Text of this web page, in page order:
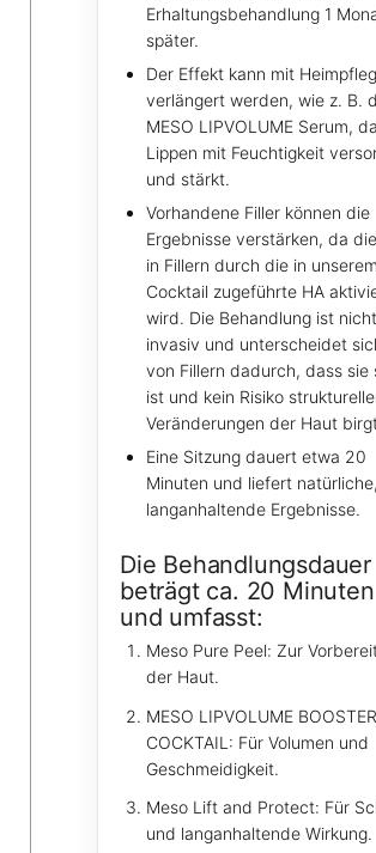
Erhaltungsbehandlung 1
später.
Der Effekt kann mit
verlängert werden, wie z. B.
MESO LIPVOLUME Serum,
Lippen mit Feuchtigkeit
und stärkt.
Vorhandene Filler können die
Ergebnisse verstärken, da
in Fillern durch die in unserem
Cocktail zugeführte HA
wird. Die Behandlung ist
invasiv und unterscheidet
von Fillern dadurch, dass sie
ist und kein Risiko
Veränderungen der Haut
Eine Sitzung dauert etwa 20
Minuten und liefert natürliche,
langanhaltende Ergebnisse.
Die Behandlungsdauer
beträgt ca. 20 Minuten
und umfasst:
Meso Pure Peel: Zur
der Haut.
MESO LIPVOLUME BOOSTER
COCKTAIL: Für Volumen und
Geschmeidigkeit.
Meso Lift and Protect: Für
und langanhaltende Wirkung.